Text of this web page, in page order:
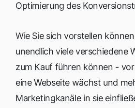
Optimierung des
Wie Sie sich vorstellen
unendlich viele verschiedene
zum Kauf führen können -
eine Webseite wächst und
Marketingkanäle in sie